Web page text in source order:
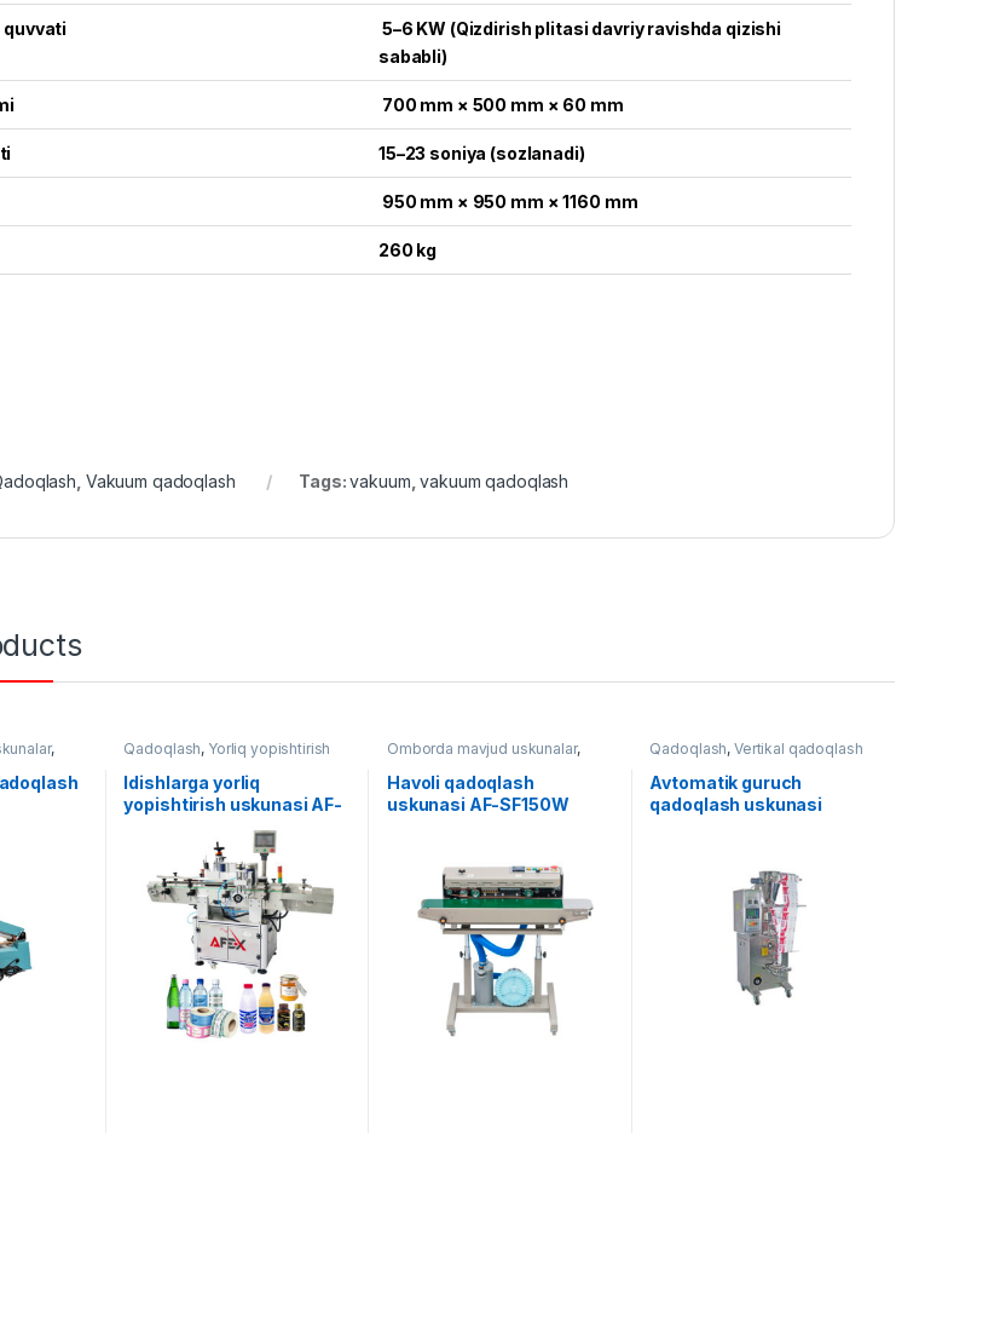
quvvati
5–6 KW (Qizdirish plitasi davriy ravishda qizishi
sababli)
700 mm × 500 mm × 60 mm
15–23 soniya (sozlanadi)
950 mm × 950 mm × 1160 mm
260 kg
Vakuum qadoqlash Tags:vakuum ,vakuum qadoqlash
,
Qadoqlash, Yorliq yopishtirish
Idishlarga yorliq
yopishtirish uskunasi AF-
Omborda mavjud uskunalar,
Havoli qadoqlash
uskunasi AF-SF150W
Qadoqlash, Vertikal qadoqlash
Avtomatik guruch
qadoqlash uskunasi